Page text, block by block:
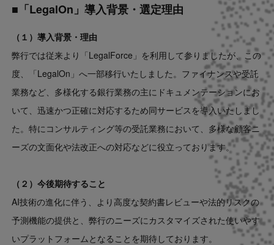
■「LegalOn」導入背景・選定理由
（１）導入背景・理由
弊行では従来より「LegalForce」を利用して参りましたが、この
度、「LegalOn」へ一部移行いたしました。ファイナンスや受託
業務など、多様化する銀行業務の主にドキュメンテーションにお
いて、迅速かつ正確に対応するため同サービスを導入いたしまし
た。特にコンサルティング等の受託業務において、多様な顧客ニ
ーズの文面化や法改正への対応などに役立っております。
（２）今後期待すること
AI技術の進化に伴う、より高度な契約書レビューや法的リスクの
予測機能の提供と、弊行のニーズにカスタマイズされた使いやす
いプラットフォームとなることを期待しております。